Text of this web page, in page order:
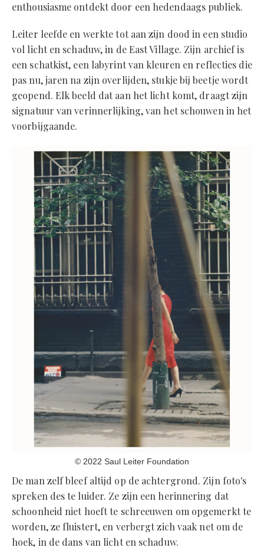
enthousiasme ontdekt door een hedendaags publiek.
Leiter leefde en werkte tot aan zijn dood in een studio
vol licht en schaduw, in de East Village. Zijn archief is
een schatkist, een labyrint van kleuren en reflecties die
pas nu, jaren na zijn overlijden, stukje bij beetje wordt
geopend. Elk beeld dat aan het licht komt, draagt zijn
signatuur van verinnerlijking, van het schouwen in het
voorbijgaande.
© 2022 Saul Leiter Foundation
De man zelf bleef altijd op de achtergrond. Zijn foto's
spreken des te luider. Ze zijn een herinnering dat
schoonheid niet hoeft te schreeuwen om opgemerkt te
worden, ze fluistert, en verbergt zich vaak net om de
hoek, in de dans van licht en schaduw.